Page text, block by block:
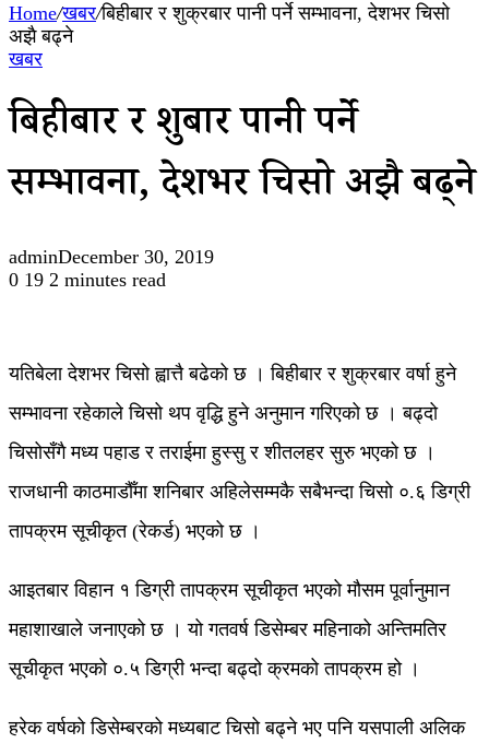
Home/खबर/बिहीबार र शुक्रबार पानी पर्ने सम्भावना, देशभर चिसो
अझै बढ्ने
खबर
बिहीबार र शुक्रबार पानी पर्ने
सम्भावना, देशभर चिसो अझै बढ्ने
adminDecember 30, 2019
0 19 2 minutes read
यतिबेला देशभर चिसो ह्वात्तै बढेको छ । बिहीबार र शुक्रबार वर्षा हुने
सम्भावना रहेकाले चिसो थप वृद्धि हुने अनुमान गरिएको छ । बढ्दो
चिसोसँगै मध्य पहाड र तराईमा हुस्सु र शीतलहर सुरु भएको छ ।
राजधानी काठमाडौँमा शनिबार अहिलेसम्मकै सबैभन्दा चिसो ०.६ डिग्री
तापक्रम सूचीकृत (रेकर्ड) भएको छ ।
आइतबार विहान १ डिग्री तापक्रम सूचीकृत भएको मौसम पूर्वानुमान
महाशाखाले जनाएको छ । यो गतवर्ष डिसेम्बर महिनाको अन्तिमतिर
सूचीकृत भएको ०.५ डिग्री भन्दा बढ्दो क्रमको तापक्रम हो ।
हरेक वर्षको डिसेम्बरको मध्यबाट चिसो बढ्ने भए पनि यसपाली अलिक